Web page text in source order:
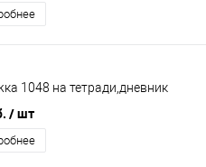
1048 на тетради,дневник
/ шт